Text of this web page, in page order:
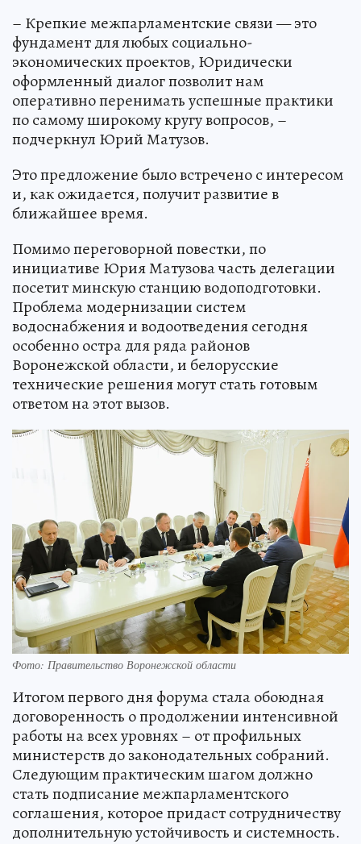
– Крепкие межпарламентские связи — это
фундамент для любых социально-
экономических проектов, Юридически
оформленный диалог позволит нам
оперативно перенимать успешные практики
по самому широкому кругу вопросов, –
подчеркнул Юрий Матузов.
Это предложение было встречено с интересом
и, как ожидается, получит развитие в
ближайшее время.
Помимо переговорной повестки, по
инициативе Юрия Матузова часть делегации
посетит минскую станцию водоподготовки.
Проблема модернизации систем
водоснабжения и водоотведения сегодня
особенно остра для ряда районов
Воронежской области, и белорусские
технические решения могут стать готовым
ответом на этот вызов.
Фото: Правительство Воронежской области
Итогом первого дня форума стала обоюдная
договоренность о продолжении интенсивной
работы на всех уровнях – от профильных
министерств до законодательных собраний.
Следующим практическим шагом должно
стать подписание межпарламентского
соглашения, которое придаст сотрудничеству
дополнительную устойчивость и системность.